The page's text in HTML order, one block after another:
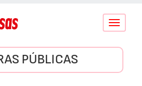
Conmutar
PÚBLICAS